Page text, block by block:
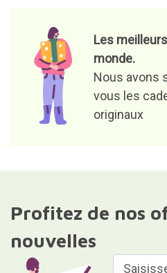
Les
monde.
Nous avons
vous les
originaux
Profitez de nos
nouvelles